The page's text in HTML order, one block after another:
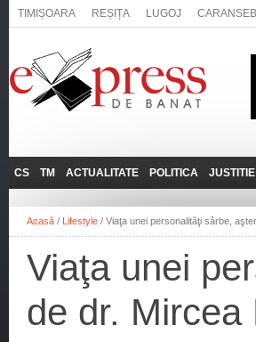
TIMIȘOARA REȘIȚA LUGOJ
CS
REȘIȚA
CARANSEBEȘ
ANINA
BĂILE HERCULANE
BOCŞA
TM
LUGOJ
TIMIȘOARA
ACTUALITATE
ADMINISTRATIE
NAȚIONAL
SOCIAL
UTILE
POLITICA
EXPRESSLIVE
INTERVIURILE
JUSTITIE
Acasă / Lifestyle / Viaţa unei personalităţi sârbe,
Viaţa unei
de dr. Mircea